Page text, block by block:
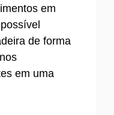
em
de forma
em uma